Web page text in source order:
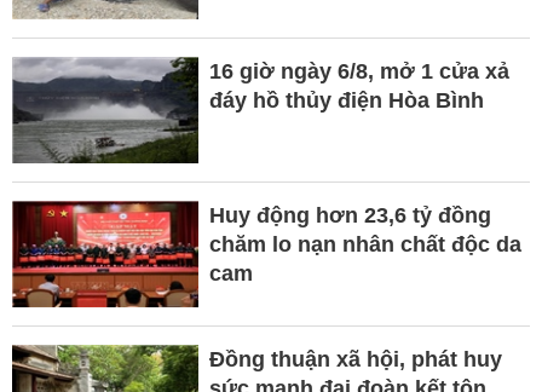
16 giờ ngày 6/8, mở 1 cửa xả
đáy hồ thủy điện Hòa Bình
Huy động hơn 23,6 tỷ đồng
chăm lo nạn nhân chất độc da
cam
Đồng thuận xã hội, phát huy